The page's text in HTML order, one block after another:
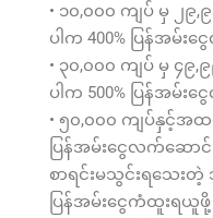
• ၁၀,၀၀၀ ကျပ် မှ ၂၉
ပါက 400% ပြန်အမ်း
• ၃၀,၀၀၀ ကျပ် မှ ၄၉
ပါက 500% ပြန်အမ်း
• ၅၀,၀၀၀ ကျပ်နှင့်အထ
ပြန်အမ်းငွေလက်ဆောင်
စာရင်းမသွင်းရသေ
ပြန်အမ်းငွေကံထူးရယူ